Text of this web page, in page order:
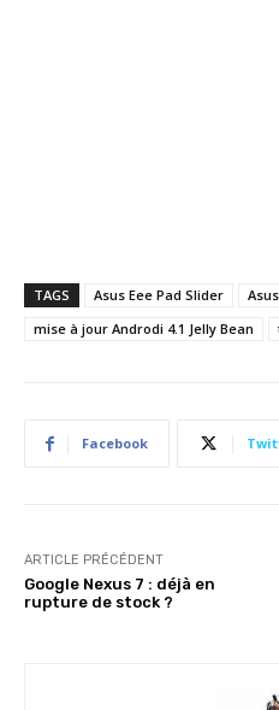
TAGS Asus Eee Pad Slider
mise à jour Androdi 4.1 Jelly Bean
Facebook
ARTICLE PRÉCÉDENT
Google Nexus 7 : déjà en
rupture de stock ?